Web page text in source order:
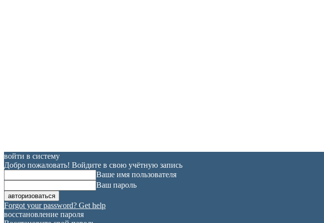
войти в систему
Добро пожаловать! Войдите в свою учётную запись
Ваше имя пользователя
Ваш пароль
Forgot your password? Get help
восстановление пароля